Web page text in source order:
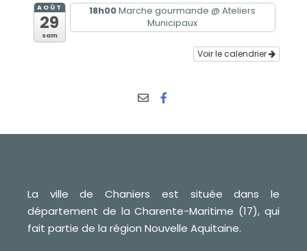
AOÛT
29
sam
18h00Marche gourmande @ Ateliers
Municipaux
Voir le calendrier
La ville de Chaniers est située dans le
département de la Charente-Maritime (17), qui
fait partie de la région Nouvelle Aquitaine.